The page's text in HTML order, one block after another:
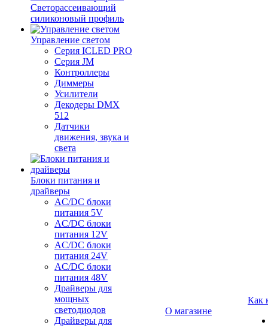
Светорассеивающий
силиконовый профиль
Управление светом
Серия ICLED PRO
Серия JM
Контроллеры
Диммеры
Усилители
Декодеры DMX
512
Датчики
движения, звука и
света
Блоки питания и
драйверы
AC/DC блоки
питания 5V
AC/DC блоки
питания 12V
AC/DC блоки
питания 24V
AC/DC блоки
питания 48V
Драйверы для
мощных
светодиодов
Драйверы для
О магазине
Как